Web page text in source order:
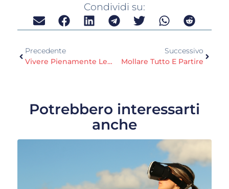
Condividi su:
Precedente
Vivere Pienamente Le Vacanze Per Essere Più Felici
Successivo
Mollare Tutto E Partire
Potrebbero interessarti
anche